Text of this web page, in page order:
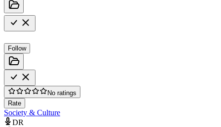
Follow
No ratings
Rate
Society & Culture
DR